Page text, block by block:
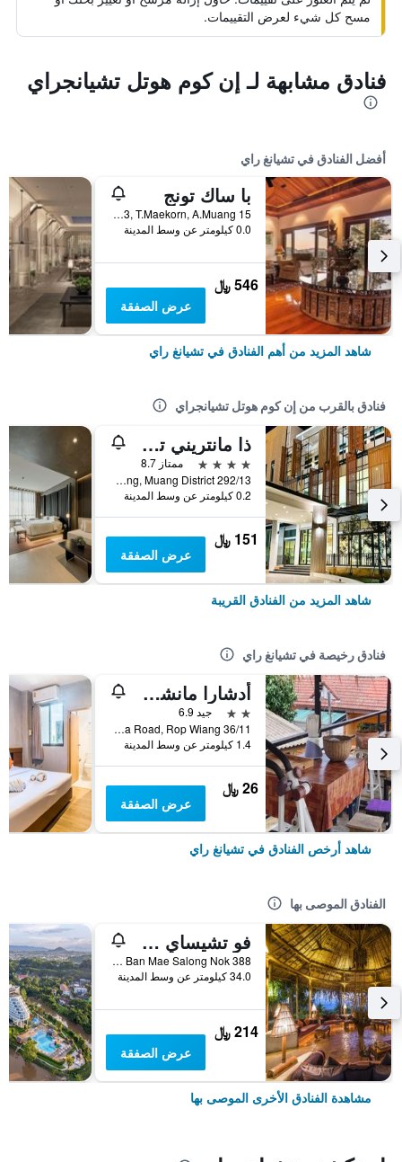
مسح كل شيء لعرض التقييمات.
فنادق مشابهة لـ إن كوم هوتل تشيانجراي
أفضل الفنادق في تشيانغ راي
با ساك تونج
15 Moo 13, T.Maekorn, A.Muang, تشيانغ راي, تايلاند
0.0 كيلومتر عن وسط المدينة
546 ﷼
عرض الصفقة
شاهد المزيد من أهم الفنادق في تشيانغ راي
فنادق بالقرب من إن كوم هوتل تشيانجراي
ذا مانتريني تشانغ راي
4 نجوم
ممتاز 8.7
292/13 Moo 13, Robwiang, Muang District, تشيانغ راي, تايلاند
0.2 كيلومتر عن وسط المدينة
151 ﷼
عرض الصفقة
شاهد المزيد من الفنادق القريبة
فنادق رخيصة في تشيانغ راي
أدشارا مانشن - دار ضيافة
2 نجمتين
جيد 6.9
36/11 Nongbua Road, Rop Wiang, تشيانغ راي, تايلاند
1.4 كيلومتر عن وسط المدينة
26 ﷼
عرض الصفقة
شاهد أرخص الفنادق في تشيانغ راي
الفنادق الموصى بها
فو تشيساي شيانغ راي ماونتن ريزورت
388 Moo 4, Ban Mae Salong Nok, تشيانغ راي, تايلاند
34.0 كيلومتر عن وسط المدينة
214 ﷼
عرض الصفقة
مشاهدة الفنادق الأخرى الموصى بها